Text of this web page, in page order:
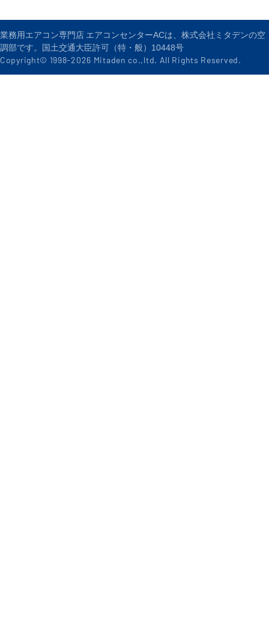
業務用エアコン専門店 エアコンセンターACは、株式会社ミタデンの空
調部です。国土交通大臣許可（特・般）10448号
Copyright© 1998-2026 Mitaden co.,ltd. All Rights Reserved.